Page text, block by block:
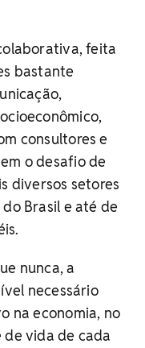
feita
bastante
consultores e
o desafio de
diversos setores
Brasil e até de
nunca, a
necessário
na economia, no
vida de cada